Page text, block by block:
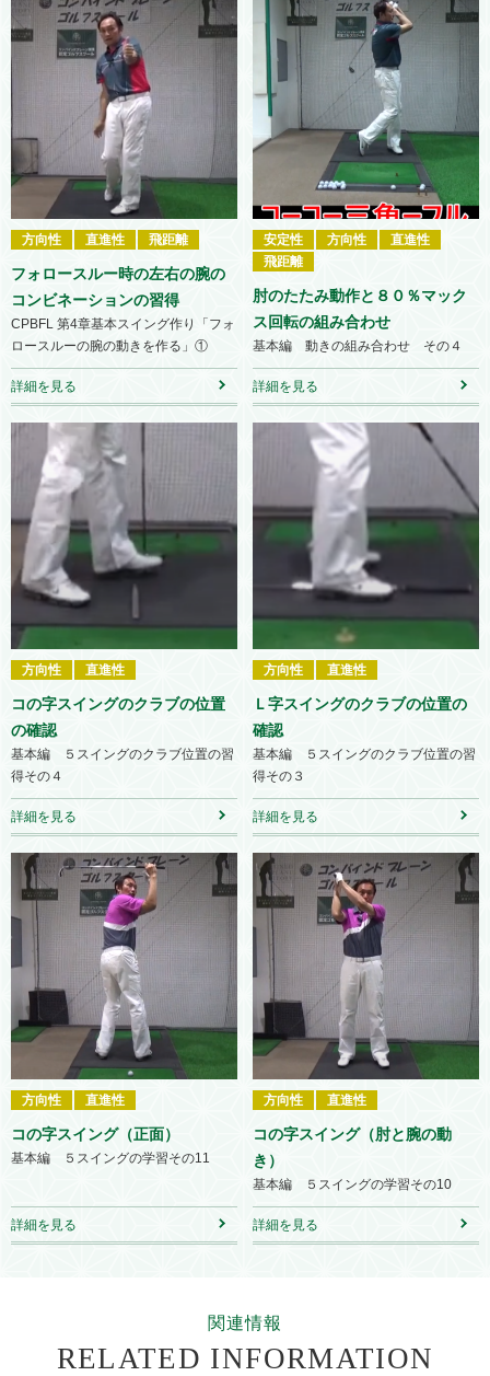
方向性 直進性 飛距離
フォロースルー時の左右の腕の
コンビネーションの習得
CPBFL 第4章基本スイング作り「フォ
ロースルーの腕の動きを作る」①
詳細を見る
安定性 方向性
直進性
飛距離
肘のたたみ動作と８０％マック
ス回転の組み合わせ
基本編 動きの組み合わせ その４
詳細を見る
方向性 直進性
コの字スイングのクラブの位置
の確認
基本編 ５スイングのクラブ位置の習
得その４
詳細を見る
方向性 直進性
Ｌ字スイングのクラブの位置の
確認
基本編 ５スイングのクラブ位置の習
得その３
詳細を見る
方向性 直進性
コの字スイング（正面）
基本編 ５スイングの学習その11
詳細を見る
方向性 直進性
コの字スイング（肘と腕の動
き）
基本編 ５スイングの学習その10
詳細を見る
関連情報
RELATED INFORMATION